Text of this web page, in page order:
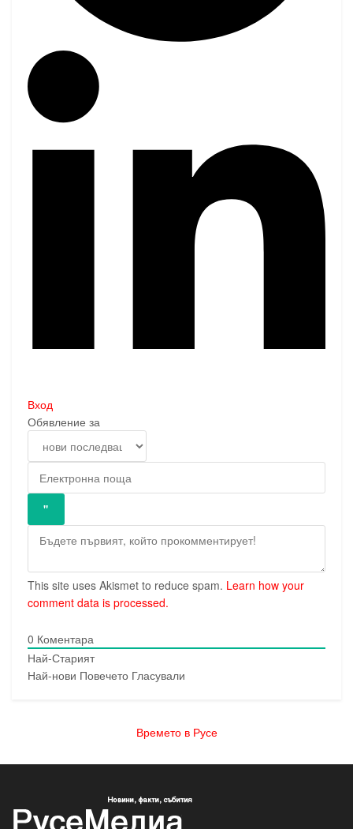
Вход
Обявление за
This site uses Akismet to reduce spam. Learn how your
comment data is processed.
0 Коментара
Най-Старият
Най-нови Повечето Гласували
Времето в Русе